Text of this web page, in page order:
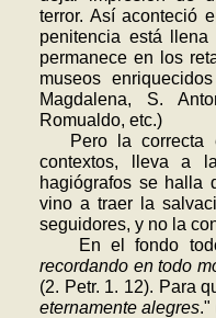
terror. Así aconteció
penitencia está
permanece en los
museos
Magdalena, S.
Romualdo, etc.)
Pero la correcta
contextos, lleva a
hagiógrafos se halla
vino a traer la
seguidores, y no la
En el fondo
recordando en todo
(2. Petr. 1. 12). Para
eternamente alegres."